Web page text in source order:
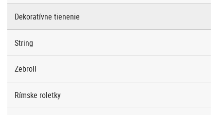
Dekoratívne tienenie
String
Zebroll
Rímske roletky